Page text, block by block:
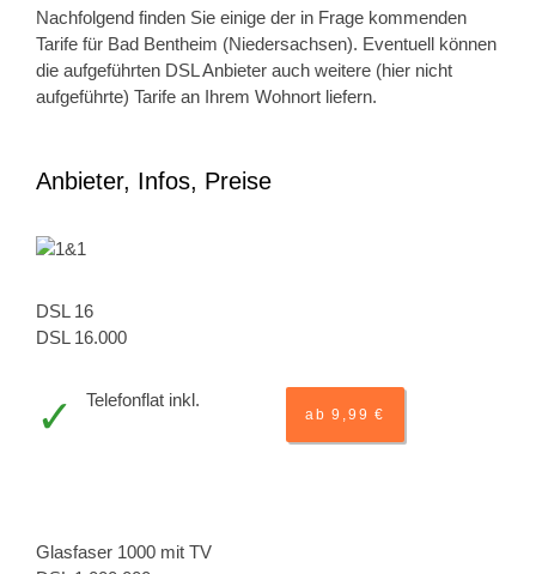
Nachfolgend finden Sie einige der in Frage kommenden
Tarife für Bad Bentheim (Niedersachsen). Eventuell können
die aufgeführten DSL Anbieter auch weitere (hier nicht
aufgeführte) Tarife an Ihrem Wohnort liefern.
Anbieter, Infos, Preise
DSL 16
DSL 16.000
Telefonflat inkl.
ab 9,99 €
Glasfaser 1000 mit TV